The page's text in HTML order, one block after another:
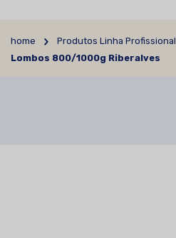
home
Produtos Linha Profissional
Lombos 800/1000g Riberalves